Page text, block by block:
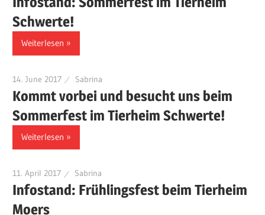
Schwerte!
Weiterlesen
14. June 2017 Sabrina
Kommt vorbei und besucht uns beim
Sommerfest im Tierheim Schwerte!
Weiterlesen
11. April 2017 Sabrina
Infostand: Frühlingsfest beim Tierheim
Moers